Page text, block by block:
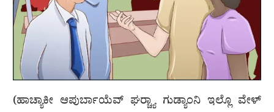
(ಹಾಚ್ಯಾಕೀ ಆಪುರ್ಬಾಯೆವ್ ಘರ‍್ಚ್ಯಾ ಗುಡ್ಯಾಂನಿ ಇಲ್ಲೊ ವೇಳ್